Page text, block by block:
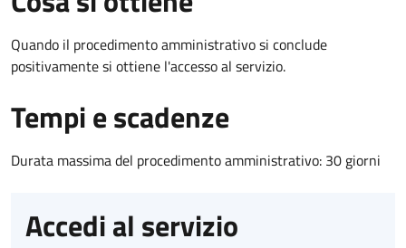
Quando il procedimento amministrativo si conclude
positivamente si ottiene l'accesso al servizio.
Tempi e scadenze
Durata massima del procedimento amministrativo: 30 giorni
Accedi al servizio